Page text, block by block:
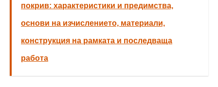
покрив: характеристики и предимства,
основи на изчислението, материали,
конструкция на рамката и последваща
работа